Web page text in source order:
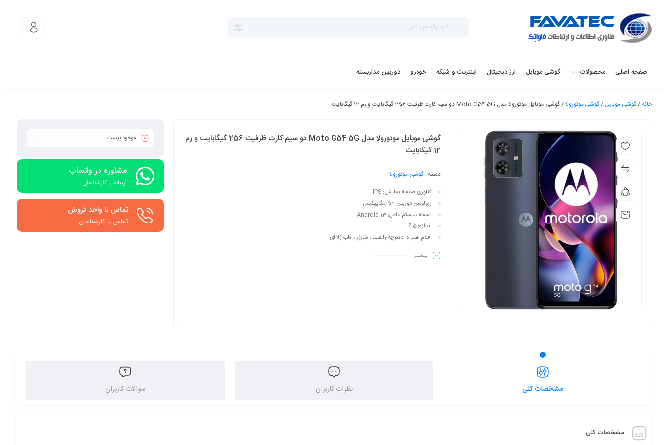
صفحه اصلی محصولات گوشی موبایل ارز دیجیتال اینترنت و شبکه خودرو دوربین مداربسته
خانه/گوشی موبایل /گوشی موتورولا/ گوشی موبایل موتورولا مدل Moto G54 5G دو سیم کارت ظرفیت 256 گیگابایت و رم 12 گیگابایت
گوشی موبایل موتورولا مدل Moto G54 5G دو سیم کارت ظرفیت 256 گیگابایت و رم
12 گیگابایت
دسته :گوشی موتورولا
فناوری صفحه‌ نمایش: IPS
رزولوشن دوربین: 50 مگاپیکسل
نسخه سیستم عامل: Android 13
اندازه: 6.5
اقلام همراه: دفترچه‌ راهنما ، شارژر ، قاب ژله‌ای
بیشـتر
موجود نیست
مشاوره در واتساپ
ارتباط با کارشناسان
تماس با واحد فروش
تماس با کارشناسان
مشخصات کلی نظرات کاربران سوالات کاربران
مشخصات کلی